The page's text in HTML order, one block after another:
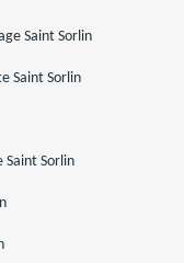
Saint Sorlin
Saint Sorlin
Sorlin